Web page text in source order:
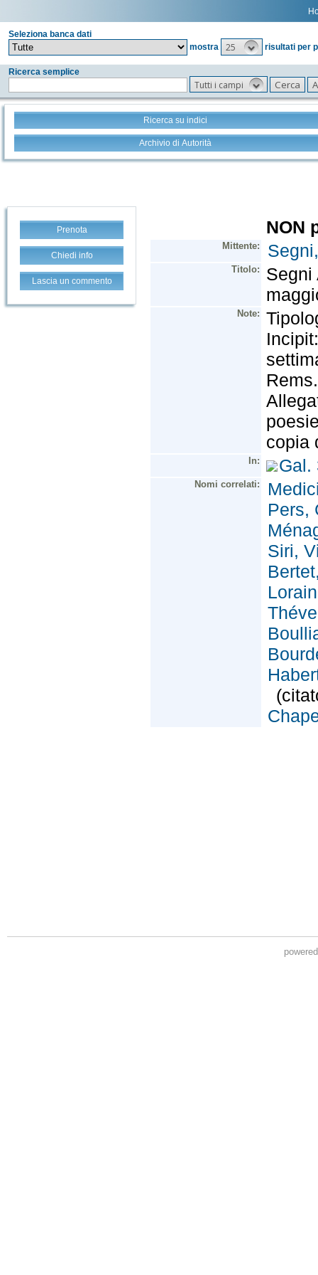
Seleziona banca dati
mostra
25 risultati per
Ricerca semplice
Tutti i campi
Ricerca su indici
Archivio di Autorità
Prenota
Chiedi info
Lascia un commento